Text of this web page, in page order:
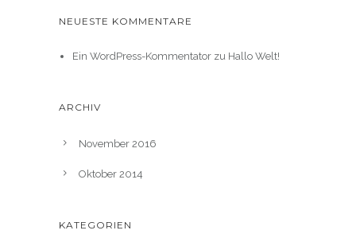
NEUESTE KOMMENTARE
Ein WordPress-Kommentatorzu Hallo Welt!
ARCHIV
November 2016
Oktober 2014
KATEGORIEN